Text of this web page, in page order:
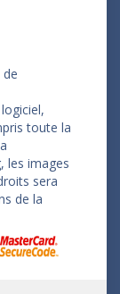
toute la
les images
sera
de la